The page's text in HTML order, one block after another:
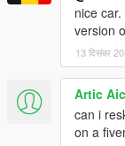
nice
version
13 दिसंबर
Artic
can i
on a